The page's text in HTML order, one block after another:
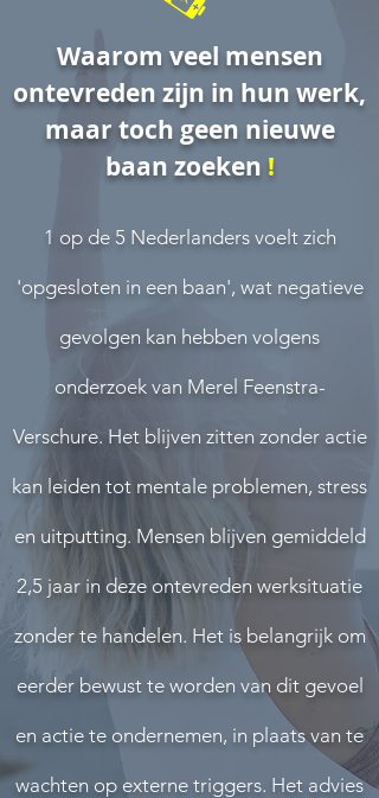
Waarom veel mensen
ontevreden zijn in hun werk,
maar toch geen nieuwe
baan zoeken !
1 op de 5 Nederlanders voelt zich
'opgesloten in een baan', wat negatieve
gevolgen kan hebben volgens
onderzoek van Merel Feenstra-
Verschure. Het blijven zitten zonder actie
kan leiden tot mentale problemen, stress
en uitputting. Mensen blijven gemiddeld
2,5 jaar in deze ontevreden werksituatie
zonder te handelen. Het is belangrijk om
eerder bewust te worden van dit gevoel
en actie te ondernemen, in plaats van te
wachten op externe triggers. Het advies